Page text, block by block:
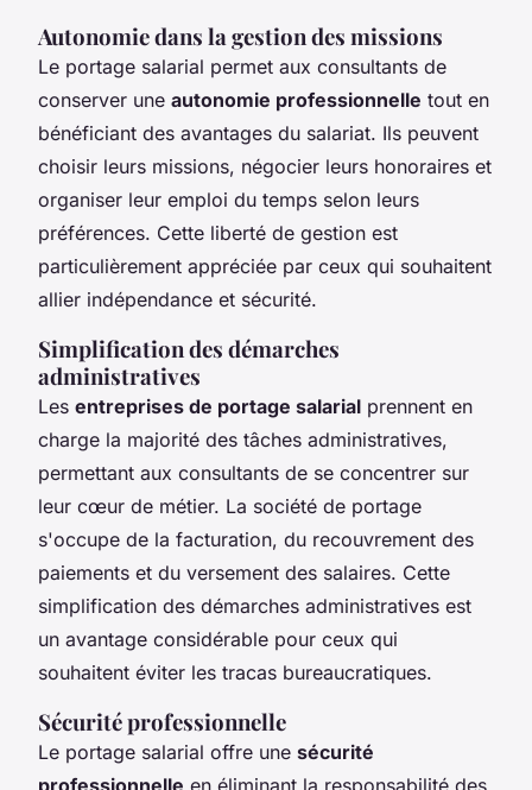
Autonomie dans la gestion des missions
Le portage salarial permet aux consultants de
conserver une autonomie professionnelle tout en
bénéficiant des avantages du salariat. Ils peuvent
choisir leurs missions, négocier leurs honoraires et
organiser leur emploi du temps selon leurs
préférences. Cette liberté de gestion est
particulièrement appréciée par ceux qui souhaitent
allier indépendance et sécurité.
Simplification des démarches
administratives
Les entreprises de portage salarial prennent en
charge la majorité des tâches administratives,
permettant aux consultants de se concentrer sur
leur cœur de métier. La société de portage
s'occupe de la facturation, du recouvrement des
paiements et du versement des salaires. Cette
simplification des démarches administratives est
un avantage considérable pour ceux qui
souhaitent éviter les tracas bureaucratiques.
Sécurité professionnelle
Le portage salarial offre une sécurité
professionnelle en éliminant la responsabilité des